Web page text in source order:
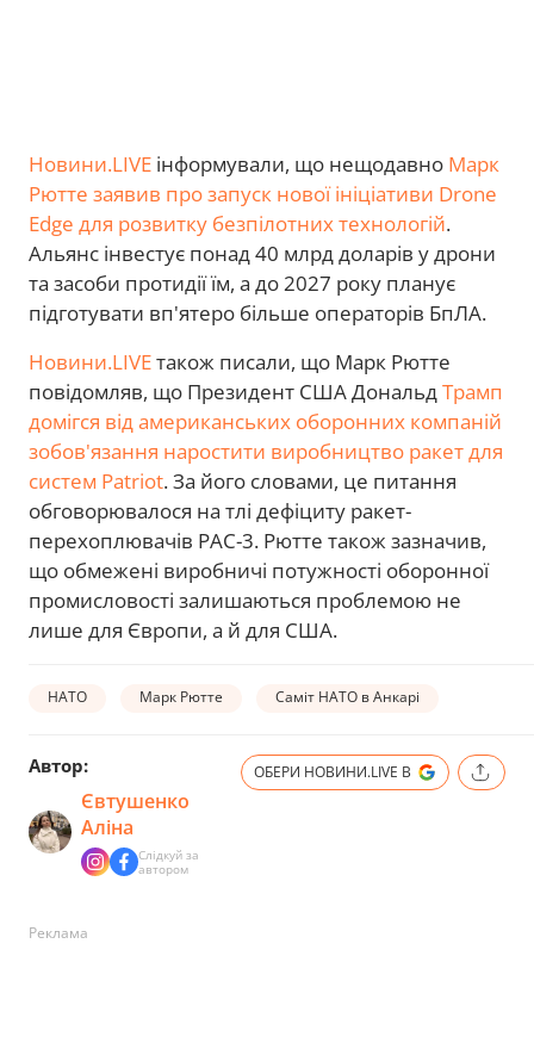
Новини.LIVE інформували, що нещодавно Марк
Рютте заявив про запуск нової ініціативи Drone
Edge для розвитку безпілотних технологій.
Альянс інвестує понад 40 млрд доларів у дрони
та засоби протидії їм, а до 2027 року планує
підготувати вп'ятеро більше операторів БпЛА.
Новини.LIVEтакож писали, що Марк Рютте
повідомляв, що Президент США ДональдТрамп
домігся від американських оборонних компаній
зобов'язання наростити виробництво ракет для
систем Patriot. За його словами, це питання
обговорювалося на тлі дефіциту ракет-
перехоплювачів PAC-3. Рютте також зазначив,
що обмежені виробничі потужності оборонної
промисловості залишаються проблемою не
лише для Європи, а й для США.
НАТО Марк Рютте Саміт НАТО в Анкарі
Автор:
Євтушенко
Аліна
Слідкуй за
автором
ОБЕРИ НОВИНИ.LIVE В
Реклама